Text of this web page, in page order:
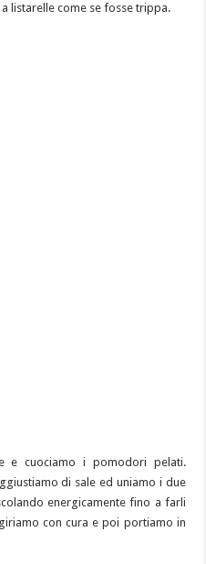
listarelle come se fosse trippa.
e cuociamo i pomodori pelati.
di sale ed uniamo i due
energicamente fino a farli
con cura e poi portiamo in